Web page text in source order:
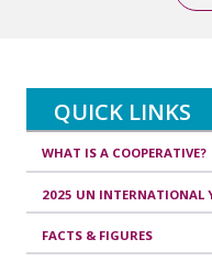
QUICK LINKS
WHAT IS A COOPERATIVE?
2025 UN INTERNATIONAL
FACTS & FIGURES